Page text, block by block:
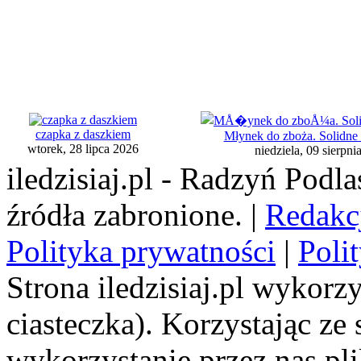
czapka z daszkiem
wtorek, 28 lipca 2026
Młynek do zboża.
niedziela, 09
iledzisiaj.pl - Radzyń
źródła zabronione. |
Polityka prywatności |
Strona iledzisiaj.pl
ciasteczka). Korzystając